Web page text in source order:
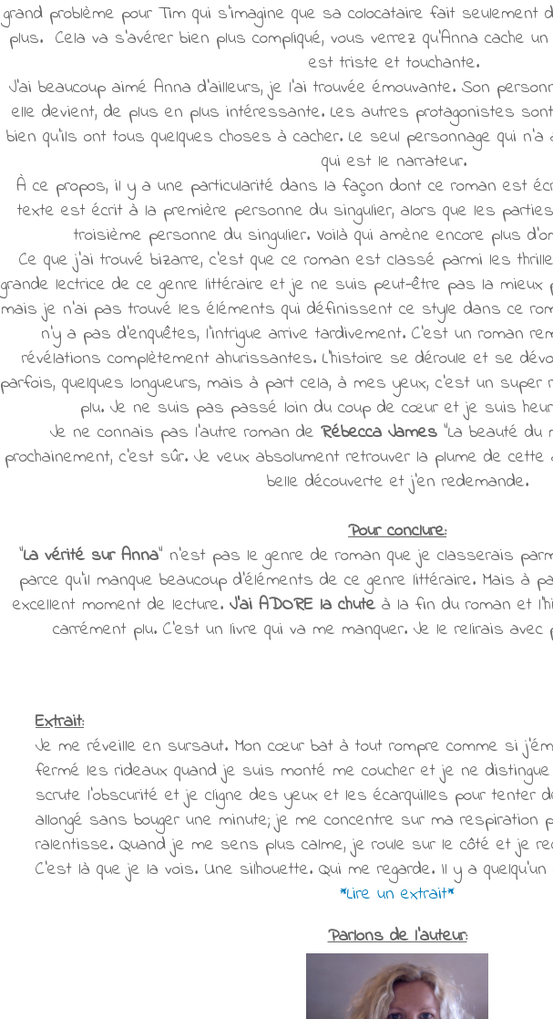
grand problème pour Tim qui s'imagine que sa colocataire fait
plus. Cela va s'avérer bien plus compliqué, vous verrez qu'Anna cache
est triste et touchante.
J'ai beaucoup aimé Anna d'ailleurs, je l'ai trouvée émouvante. Son
elle devient, de plus en plus intéressante. Les autres protagonistes
bien qu'ils ont tous quelques choses à cacher. Le seul personnage qui
qui est le narrateur.
À ce propos, il y a une particularité dans la façon dont ce roman est
texte est écrit à la première personne du singulier, alors que les
troisième personne du singulier. Voilà qui amène encore plus
Ce que j'ai trouvé bizarre, c'est que ce roman est classé parmi les
grande lectrice de ce genre littéraire et je ne suis peut-être pas la mieux
mais je n'ai pas trouvé les éléments qui définissent ce style dans ce
n'y a pas d'enquêtes, l'intrigue arrive tardivement. C'est un roman
révélations complètement ahurissantes. L'histoire se déroule et se
parfois, quelques longueurs, mais à part cela, à mes yeux, c'est un super
plu. Je ne suis pas passé loin du coup de cœur et je suis
Je ne connais pas l'autre roman de Rébecca James "La beauté du
prochainement, c'est sûr. Je veux absolument retrouver la plume de
belle découverte et j'en redemande.
Pour conclure:
"La vérité sur Anna" n'est pas le genre de roman que je classerais
parce qu'il manque beaucoup d'éléments de ce genre littéraire. Mais à
excellent moment de lecture. J'ai ADORE la chute à la fin du roman et
carrément plu. C'est un livre qui va me manquer. Je le relirais avec
Extrait:
Je me réveille en sursaut. Mon cœur bat à tout rompre comme si
fermé les rideaux quand je suis monté me coucher et je ne
scrute l'obscurité et je cligne des yeux et les écarquilles pour tenter
allongé sans bouger une minute; je me concentre sur ma respiration
ralentisse. Quand je me sens plus calme, je roule sur le côté et je
C'est là que je la vois. Une silhouette. Qui me regarde. Il y a
*Lire un extrait*
Parlons de l'auteur: